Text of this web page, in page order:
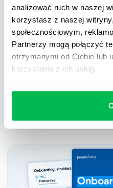
analizować ruch w naszej
korzystasz z naszej
społecznościowym,
Partnerzy mogą połączyć
otrzymanymi od Ciebie lub
korzystania z ich usług.
10 trudnych pytań
jak odpowiedzieć
Przewodnik dla
skutecznym podejściem.